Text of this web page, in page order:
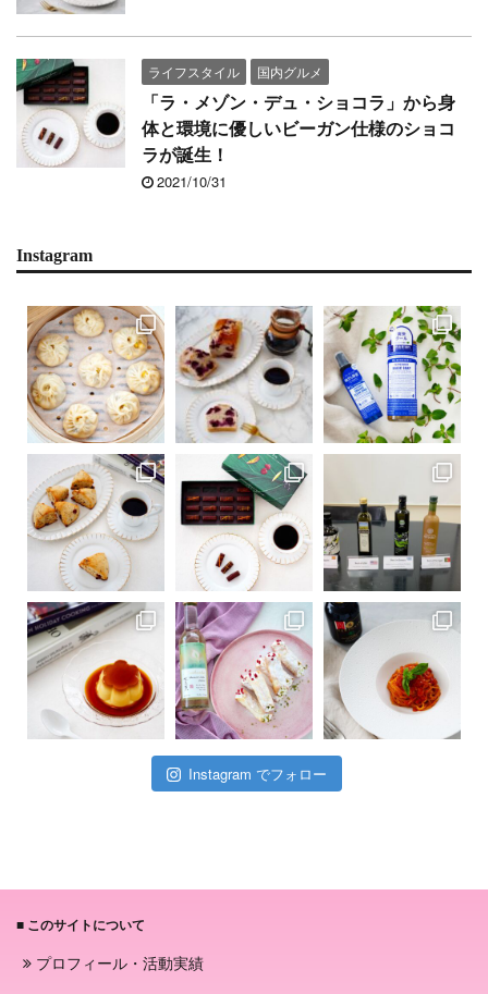
ライフスタイル
国内グルメ
「ラ・メゾン・デュ・ショコラ」から身
体と環境に優しいビーガン仕様のショコ
ラが誕生！
2021/10/31
Instagram
Instagram でフォロー
■ このサイトについて
プロフィール・活動実績